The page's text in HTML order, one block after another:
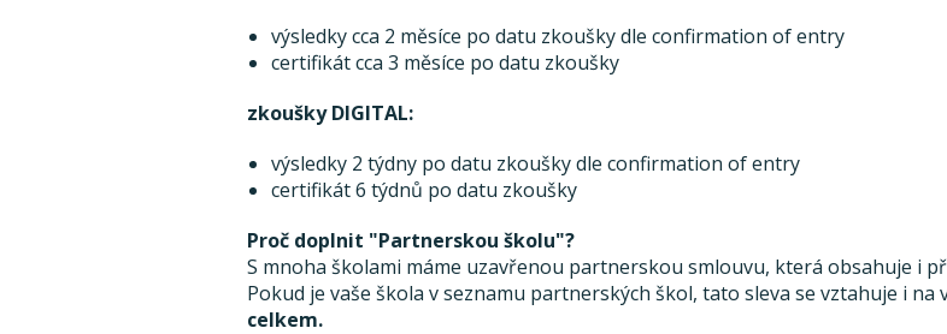
výsledky cca 2 měsíce po datu zkoušky dle confirmation of entry
certifikát cca 3 měsíce po datu zkoušky
zkoušky DIGITAL:
výsledky 2 týdny po datu zkoušky dle confirmation of entry
certifikát 6 týdnů po datu zkoušky
Proč doplnit "Partnerskou školu"?
S mnoha školami máme uzavřenou partnerskou smlouvu, která obsahuje i
Pokud je vaše škola v seznamu partnerských škol, tato sleva se vztahuje i na
celkem.